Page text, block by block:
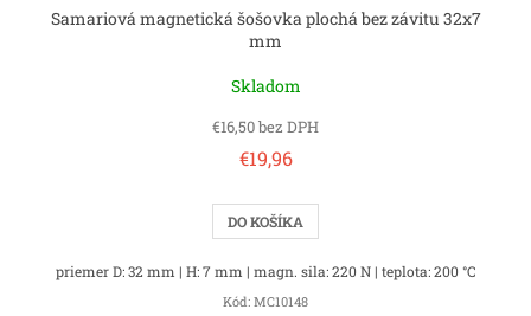
Samariová magnetická šošovka plochá bez závitu 32x7
mm
Skladom
€16,50 bez DPH
€19,96
DO KOŠÍKA
priemer D: 32 mm | H: 7 mm | magn. sila: 220 N | teplota: 200 °C
Kód: MC10148